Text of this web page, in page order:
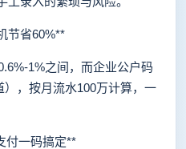
省60%**
1%之间，而企业公户码
，按月流水100万计算，一
一码搞定**